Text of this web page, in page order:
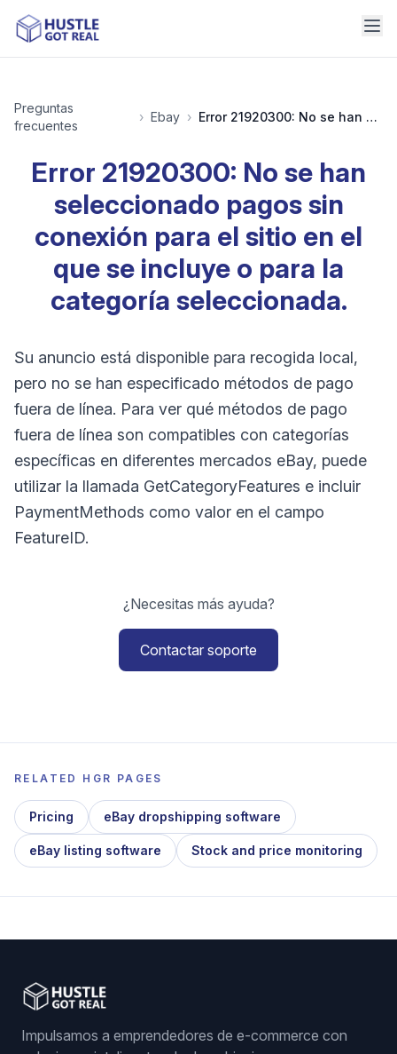
Preguntas
frecuentes
› Ebay › Error 21920300: No se han seleccionado pagos sin conexión para el sitio en el que se incluye o para la categoría seleccionada.
Error 21920300: No se han
seleccionado pagos sin
conexión para el sitio en el
que se incluye o para la
categoría seleccionada.
Su anuncio está disponible para recogida local,
pero no se han especificado métodos de pago
fuera de línea. Para ver qué métodos de pago
fuera de línea son compatibles con categorías
específicas en diferentes mercados eBay, puede
utilizar la llamada GetCategoryFeatures e incluir
PaymentMethods como valor en el campo
FeatureID.
¿Necesitas más ayuda?
Contactar soporte
RELATED HGR PAGES
Pricing eBay dropshipping software
eBay listing software Stock and price monitoring
Impulsamos a emprendedores de e-commerce con